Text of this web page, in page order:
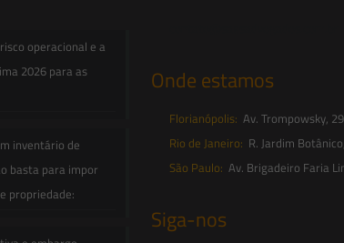
operacional e a
2026 para as
inventário de
basta para impor
propriedade:
Onde estamos
Florianópolis: Av. Trompowsky,
Rio de Janeiro: R. Jardim
São Paulo: Av. Brigadeiro Faria
Siga-nos